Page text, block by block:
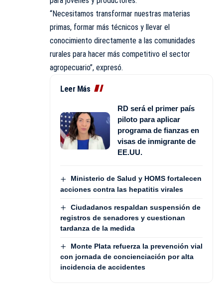
“Necesitamos transformar nuestras materias
primas, formar más técnicos y llevar el
conocimiento directamente a las comunidades
rurales para hacer más competitivo el sector
agropecuario”, expresó.
Leer Más
RD será el primer país
piloto para aplicar
programa de fianzas en
visas de inmigrante de
EE.UU.
Ministerio de Salud y HOMS fortalecen
acciones contra las hepatitis virales
Ciudadanos respaldan suspensión de
registros de senadores y cuestionan
tardanza de la medida
Monte Plata refuerza la prevención vial
con jornada de concienciación por alta
incidencia de accidentes